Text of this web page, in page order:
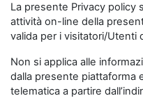
La presente Privacy policy
attività on-line della
valida per i visitatori/Utenti
Non si applica alle
dalla presente piattaforma
telematica a partire